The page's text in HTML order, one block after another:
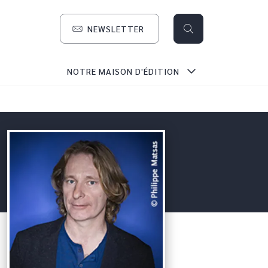
NEWSLETTER
NOTRE MAISON D'ÉDITION